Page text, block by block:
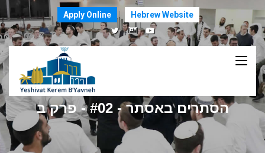
Apply Online Hebrew Website
הסתרים באסתר - #02 - פרק ב